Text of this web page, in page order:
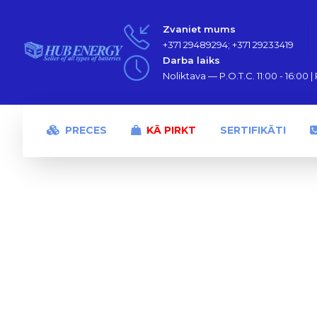
Zvaniet mums
+371 29489294; +371 29233419
Darba laiks
Noliktava — P.O.T.C. 11:00 - 16:00
PRECES KĀ PIRKT SERTIFIKĀTI